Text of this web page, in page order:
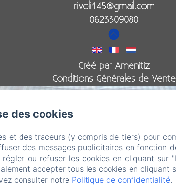
rivoli145@gmail.com
0623309080
Créé par Amenitiz
Conditions Générales de Vente
(missing: https://
des cookies
et des traceurs (y compris de tiers) pour
des messages publicitaires en fonction
régler ou refuser les cookies en cliquant sur
accepter tous les cookies en cliquant
consulter notre Politique de confidentialité.